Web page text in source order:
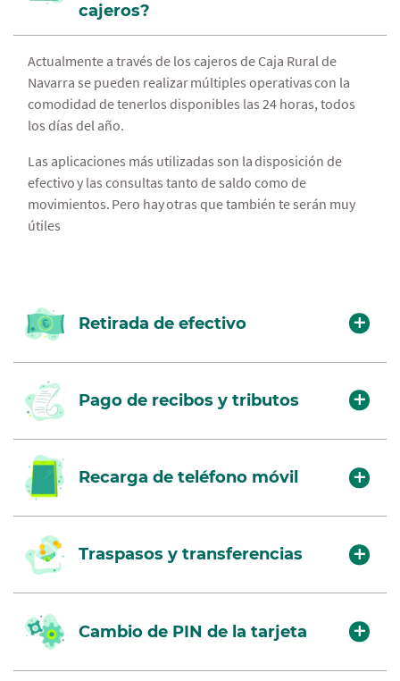
cajeros?
Actualmente a través de los cajeros de Caja Rural de
Navarra se pueden realizar múltiples operativas con la
comodidad de tenerlos disponibles las 24 horas, todos
los días del año.
Las aplicaciones más utilizadas son la disposición de
efectivo y las consultas tanto de saldo como de
movimientos. Pero hay otras que también te serán muy
útiles
Retirada de efectivo
Pago de recibos y tributos
Recarga de teléfono móvil
Traspasos y transferencias
Cambio de PIN de la tarjeta
Tarjetas?
Actualmente a través de las tarjetas de Caja Rural de
Navarra se pueden realizar múltiples operativas con la
comodidad de tenerlas disponibles las 24 horas, todos
los días del año.
Las operaciones más utilizadas son las compras tanto en
establecimientos como en comercio electrónico. Pero
hay otras que también te serán muy útiles:
Consultar el PIN
Retirada de efectivo en cajeros
Aplaza tus pagos con Ruralvía
Glosario de términos económicos en
materia de accesibilidad.
Glosario de términos